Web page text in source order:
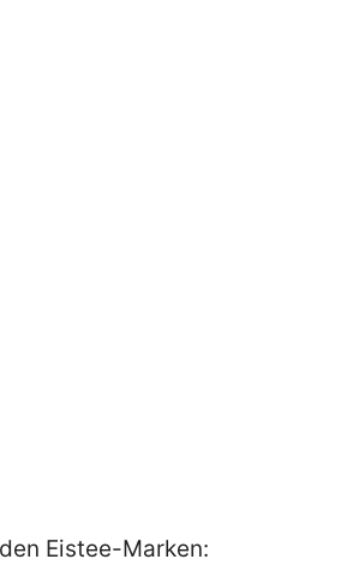
Eistee-Marken: